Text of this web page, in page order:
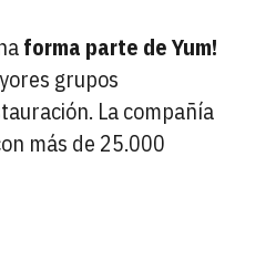
forma parte de Yum!
grupos
La compañía
más de 25.000